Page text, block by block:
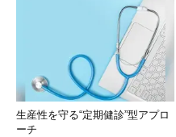
生産性を守る“定期健診”型アプロ
ーチ